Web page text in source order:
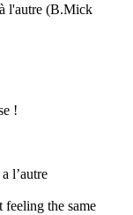
l'autre (B.Mick
!
l’autre
the same